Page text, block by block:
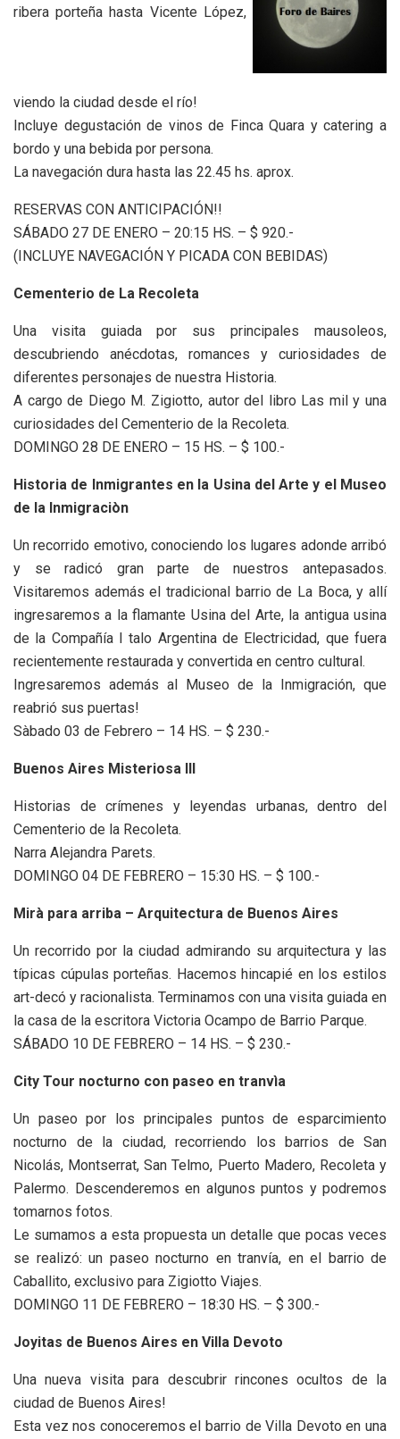
ribera porteña hasta Vicente López,
viendo la ciudad desde el río!
Incluye degustación de vinos de Finca Quara y catering a
bordo y una bebida por persona.
La navegación dura hasta las 22.45 hs. aprox.
RESERVAS CON ANTICIPACIÓN!!
SÁBADO 27 DE ENERO – 20:15 HS. – $ 920.-
(INCLUYE NAVEGACIÓN Y PICADA CON BEBIDAS)
Cementerio de La Recoleta
Una visita guiada por sus principales mausoleos,
descubriendo anécdotas, romances y curiosidades de
diferentes personajes de nuestra Historia.
A cargo de Diego M. Zigiotto, autor del libro Las mil y una
curiosidades del Cementerio de la Recoleta.
DOMINGO 28 DE ENERO – 15 HS. – $ 100.-
Historia de Inmigrantes en la Usina del Arte y el Museo
de la Inmigraciòn
Un recorrido emotivo, conociendo los lugares adonde arribó
y se radicó gran parte de nuestros antepasados.
Visitaremos además el tradicional barrio de La Boca, y allí
ingresaremos a la flamante Usina del Arte, la antigua usina
de la Compañía I talo Argentina de Electricidad, que fuera
recientemente restaurada y convertida en centro cultural.
Ingresaremos además al Museo de la Inmigración, que
reabrió sus puertas!
Sàbado 03 de Febrero – 14 HS. – $ 230.-
Buenos Aires Misteriosa III
Historias de crímenes y leyendas urbanas, dentro del
Cementerio de la Recoleta.
Narra Alejandra Parets.
DOMINGO 04 DE FEBRERO – 15:30 HS. – $ 100.-
Mirà para arriba – Arquitectura de Buenos Aires
Un recorrido por la ciudad admirando su arquitectura y las
típicas cúpulas porteñas. Hacemos hincapié en los estilos
art-decó y racionalista. Terminamos con una visita guiada en
la casa de la escritora Victoria Ocampo de Barrio Parque.
SÁBADO 10 DE FEBRERO – 14 HS. – $ 230.-
City Tour nocturno con paseo en tranvìa
Un paseo por los principales puntos de esparcimiento
nocturno de la ciudad, recorriendo los barrios de San
Nicolás, Montserrat, San Telmo, Puerto Madero, Recoleta y
Palermo. Descenderemos en algunos puntos y podremos
tomarnos fotos.
Le sumamos a esta propuesta un detalle que pocas veces
se realizó: un paseo nocturno en tranvía, en el barrio de
Caballito, exclusivo para Zigiotto Viajes.
DOMINGO 11 DE FEBRERO – 18:30 HS. – $ 300.-
Joyitas de Buenos Aires en Villa Devoto
Una nueva visita para descubrir rincones ocultos de la
ciudad de Buenos Aires!
Esta vez nos conoceremos el barrio de Villa Devoto en una